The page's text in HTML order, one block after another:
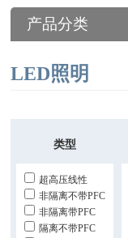
产品分类
LED照明
类型
超高压线性
非隔离不带PFC
非隔离带PFC
隔离不带PFC